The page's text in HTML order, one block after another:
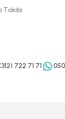
Takibi
722 71 71